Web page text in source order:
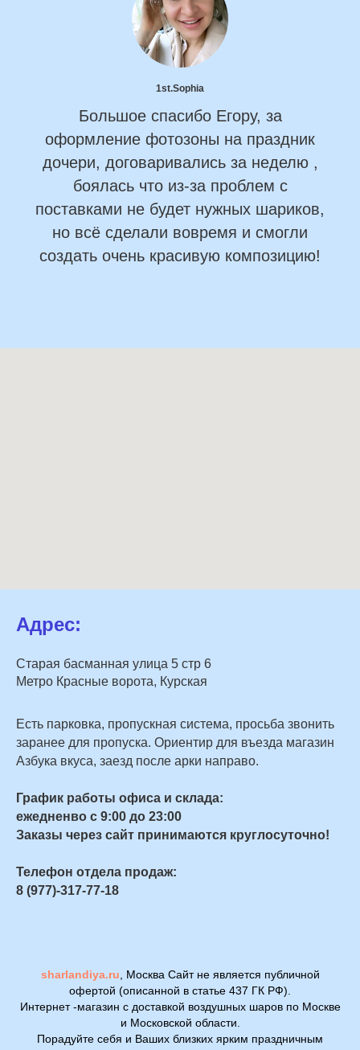
1st.Sophia
Большое спасибо Егору, за
оформление фотозоны на праздник
дочери, договаривались за неделю ,
боялась что из-за проблем с
поставками не будет нужных шариков,
но всё сделали вовремя и смогли
создать очень красивую композицию!
Адрес:
Старая басманная улица 5 стр 6
Метро Красные ворота, Курская
Есть парковка, пропускная система, просьба звонить
заранее для пропуска. Ориентир для въезда магазин
Азбука вкуса, заезд после арки направо.
График работы офиса и склада:
ежедненво с 9:00 до 23:00
Заказы через сайт принимаются круглосуточно!
Телефон отдела продаж:
8 (977)-317-77-18
sharlandiya.ru , Москва Сайт не является публичной
офертой (описанной в статье 437 ГК РФ).
Интернет -магазин с доставкой воздушных шаров по Москве
и Московской области.
Порадуйте себя и Ваших близких ярким праздничным